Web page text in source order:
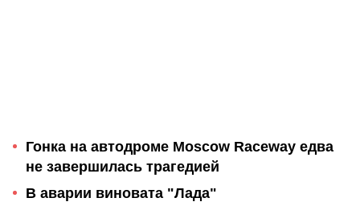
Гонка на автодроме Moscow Raceway едва
не завершилась трагедией
В аварии виновата "Лада"